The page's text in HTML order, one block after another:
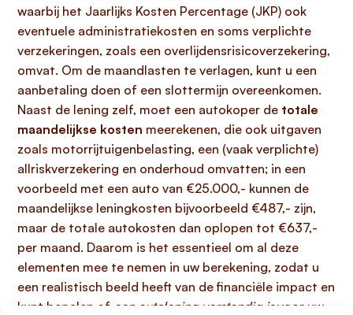
waarbij het Jaarlijks Kosten Percentage (JKP) ook
eventuele administratiekosten en soms verplichte
verzekeringen, zoals een overlijdensrisicoverzekering,
omvat. Om de maandlasten te verlagen, kunt u een
aanbetaling doen of een slottermijn overeenkomen.
Naast de lening zelf, moet een autokoper de totale
maandelijkse kosten meerekenen, die ook uitgaven
zoals motorrijtuigenbelasting, een (vaak verplichte)
allriskverzekering en onderhoud omvatten; in een
voorbeeld met een auto van €25.000,- kunnen de
maandelijkse leningkosten bijvoorbeeld €487,- zijn,
maar de totale autokosten dan oplopen tot €637,-
per maand. Daarom is het essentieel om al deze
elementen mee te nemen in uw berekening, zodat u
een realistisch beeld heeft van de financiële impact en
kunt bepalen of een autolening verstandig isvoor uw